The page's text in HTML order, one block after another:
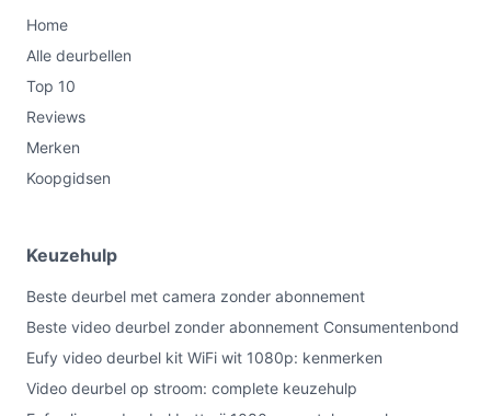
Home
Alle deurbellen
Top 10
Reviews
Merken
Koopgidsen
Keuzehulp
Beste deurbel met camera zonder abonnement
Beste video deurbel zonder abonnement Consumentenbond
Eufy video deurbel kit WiFi wit 1080p: kenmerken
Video deurbel op stroom: complete keuzehulp